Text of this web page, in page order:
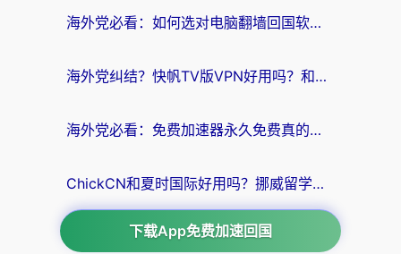
海外党必看：如何选对电脑翻墙回国软件，轻松解锁国内资源？
海外党纠结？快帆TV版VPN好用吗？和扇贝手游VPN对比哪个回国效果更好？
海外党必看：免费加速器永久免费真的存在吗？教你选对回国加速器无缝刷国内资源
ChickCN和夏时国际好用吗？挪威留学生亲测3款回国加速器，附穿梭和加速喵对比指南
下载App免费加速回国